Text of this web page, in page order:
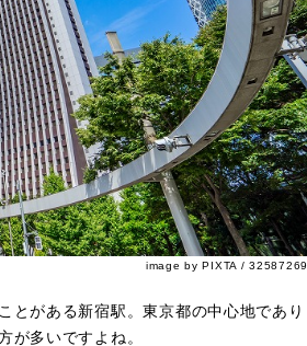
image by PIXTA / 32587269
とがある新宿駅。東京都の中心地であり
が多いですよね。